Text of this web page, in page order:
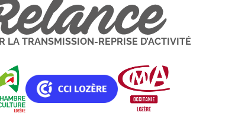
LA TRANSMISSION-REPRISE D’ACTIVITÉ